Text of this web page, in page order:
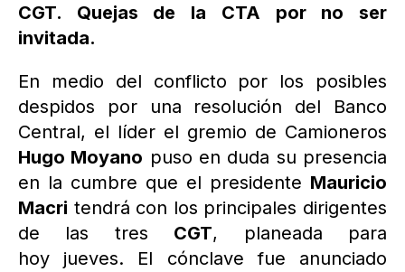
CGT. Quejas de la CTA por no ser
invitada.
En medio del conflicto por los posibles
despidos por una resolución del Banco
Central, el líder el gremio de Camioneros
Hugo Moyano puso en duda su presencia
en la cumbre que el presidente Mauricio
Macri tendrá con los principales dirigentes
de las tres CGT, planeada para
hoy jueves. El cónclave fue anunciado